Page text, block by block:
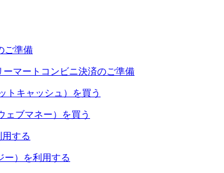
ご準備
ーマートコンビニ決済のご準備
トキャッシュ）を買う
ェブマネー）を買う
する
ー）を利用する